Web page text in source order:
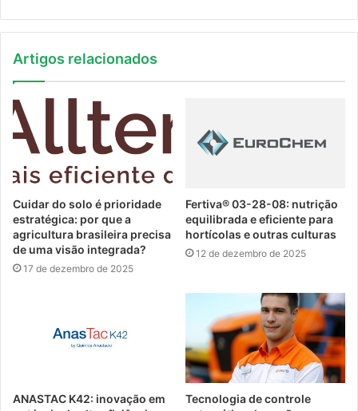
Artigos relacionados
Cuidar do solo é prioridade
estratégica: por que a
agricultura brasileira precisa
de uma visão integrada?
17 de dezembro de 2025
Fertiva® 03-28-08: nutrição
equilibrada e eficiente para
hortícolas e outras culturas
12 de dezembro de 2025
ANASTAC K42: inovação em
Tecnologia de controle